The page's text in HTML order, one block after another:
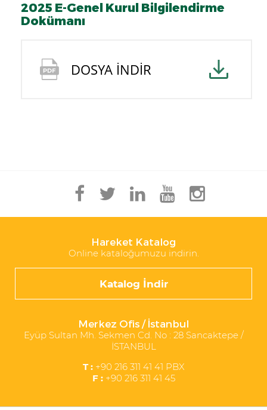
2025 E-Genel Kurul Bilgilendirme
Dokümanı
DOSYA İNDİR
Hareket Katalog
Online kataloğumuzu indirin.
Katalog İndir
Merkez Ofis / İstanbul
Eyüp Sultan Mh. Sekmen Cd. No : 28 Sancaktepe /
İSTANBUL
T :+90 216 311 41 41 PBX
F :+90 216 311 41 45